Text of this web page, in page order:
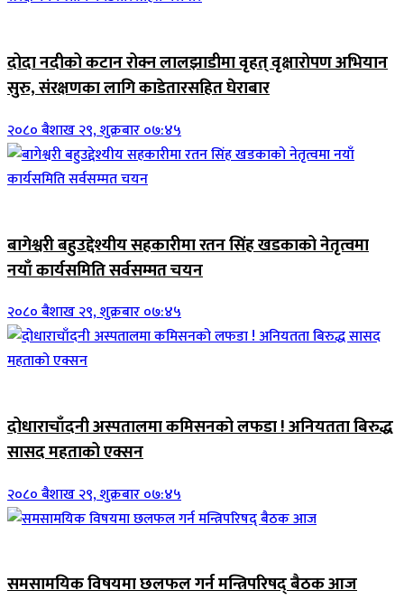
दोदा नदीको कटान रोक्न लालझाडीमा वृहत् वृक्षारोपण अभियान
सुरु, संरक्षणका लागि काडेतारसहित घेराबार
२०८० बैशाख २९, शुक्रबार ०७:४५
बागेश्वरी बहुउद्देश्यीय सहकारीमा रतन सिंह खडकाको नेतृत्वमा
नयाँ कार्यसमिति सर्वसम्मत चयन
२०८० बैशाख २९, शुक्रबार ०७:४५
दोधाराचाँदनी अस्पतालमा कमिसनको लफडा ! अनियतता बिरुद्ध
सासद महताको एक्सन
२०८० बैशाख २९, शुक्रबार ०७:४५
समसामयिक विषयमा छलफल गर्न मन्त्रिपरिषद् बैठक आज